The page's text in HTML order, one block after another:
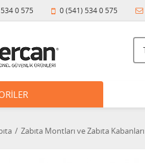
0 575 0 (541) 534 0 575
Zabıta Montları ve Zabıta Kabanları